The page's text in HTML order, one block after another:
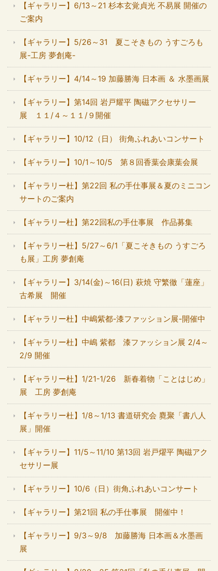
【ギャラリー】6/13～21 杉本玄覚貞光 不易展 開催の
ご案内
【ギャラリー】5/26～31 夏こそきもの うすごろも
展-工房 夢創庵-
【ギャラリー】4/14～19 加藤勝海 日本画 ＆ 水墨画展
【ギャラリー】第14回 岩戸耀平 陶磁アクセサリー
展 １１/４～１１/９開催
【ギャラリー】10/12（日） 街角ふれあいコンサート
【ギャラリー】10/1～10/5 第８回香葉会康葉会展
【ギャラリー杜】第22回 私の手仕事展＆夏のミニコン
サートのご案内
【ギャラリー杜】第22回私の手仕事展 作品募集
【ギャラリー杜】5/27～6/1「夏こそきもの うすごろ
も展」工房 夢創庵
【ギャラリー】3/14(金)～16(日) 萩焼 守繁徹「蓮座」
古希展 開催
【ギャラリー杜】中嶋紫都-漆ファッション展-開催中
【ギャラリー杜】中嶋 紫都 漆ファッション展 2/4～
2/9 開催
【ギャラリー杜】1/21-1/26 新春着物「ことはじめ」
展 工房 夢創庵
【ギャラリー杜】1/8～1/13 書道研究会 麑聚「書八人
展」開催
【ギャラリー】11/5～11/10 第13回 岩戸燿平 陶磁アク
セサリー展
【ギャラリー】10/6（日）街角ふれあいコンサート
【ギャラリー】第21回 私の手仕事展 開催中！
【ギャラリー】9/3～9/8 加藤勝海 日本画＆水墨画
展